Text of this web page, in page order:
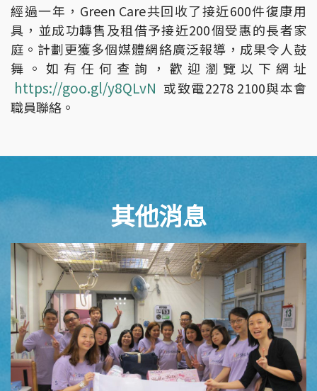
經過一年，Green Care共回收了接近600件復康用
具，並成功轉售及租借予接近200個受惠的長者家
庭。計劃更獲多個媒體網絡廣泛報導，成果令人鼓
舞。如有任何查詢，歡迎瀏覽以下網址
https://goo.gl/y8QLvN 或致電2278 2100與本會
職員聯絡。
其他消息